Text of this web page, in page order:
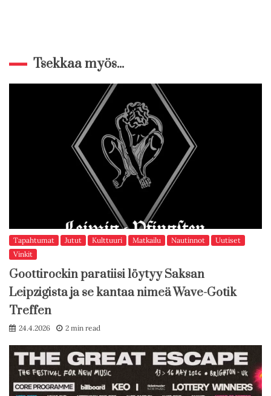
Tsekkaa myös...
Tapahtumat Jutut Kulttuuri Matkailu Nautinnot
Uutiset
Vinkit
Goottirockin paratiisi löytyy Saksan
Leipzigista ja se kantaa nimeä Wave-Gotik
Treffen
24.4.2026 2 min read